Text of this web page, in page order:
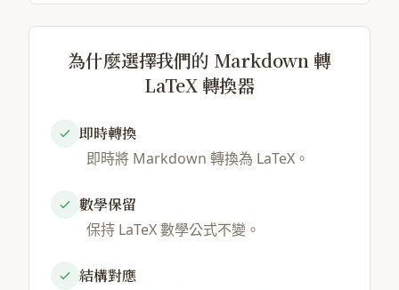
為什麼選擇我們的 Markdown 轉
LaTeX 轉換器
即時轉換
即時將 Markdown 轉換為 LaTeX。
數學保留
保持 LaTeX 數學公式不變。
結構對應